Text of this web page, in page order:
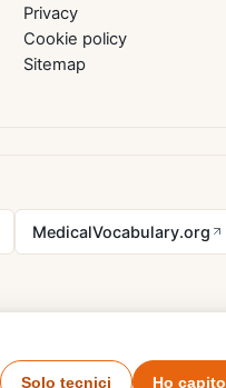
Privacy
Cookie policy
Sitemap
MedicalVocabulary.org
Solo tecnici Ho capito